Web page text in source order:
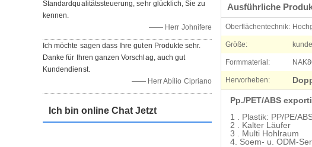
Standardqualitätssteuerung, sehr glücklich, Sie zu
kennen.
—— Herr Johnifere
Ich möchte sagen dass Ihre guten Produkte sehr.
Danke für Ihren ganzen Vorschlag, auch gut
Kundendienst.
—— Herr Abílio Cipriano
Ich bin online Chat Jetzt
Ausführliche
Oberflächentechnik:
Größe:
Formmaterial:
Hervorheben:
Pp./PET/ABS
1 . Plastik: PP/PE/
2 . Kalter Läufer
3 . Multi Hohlraum
4. Soem- u. ODM-